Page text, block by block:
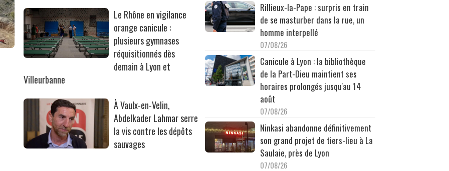
Le Rhône en vigilance
orange canicule :
plusieurs gymnases
réquisitionnés dès
demain à Lyon et
Villeurbanne
À Vaulx-en-Velin,
Abdelkader Lahmar serre
la vis contre les dépôts
sauvages
Rillieux-la-Pape : surpris en train
de se masturber dans la rue, un
homme interpellé
07/08/26
Canicule à Lyon : la bibliothèque
de la Part-Dieu maintient ses
horaires prolongés jusqu'au 14
août
07/08/26
Ninkasi abandonne définitivement
son grand projet de tiers-lieu à La
Saulaie, près de Lyon
07/08/26